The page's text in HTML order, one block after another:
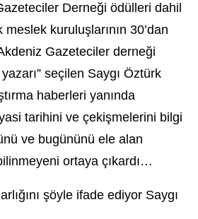
Derneği ödülleri dahil
kuruluşlarının 30’dan
Gazeteciler derneği
yazarı” seçilen Saygı Öztürk
haberleri yanında
tarihini ve çekişmelerini bilgi
ve bugününü ele alan
ortaya çıkardı…
şöyle ifade ediyor Saygı